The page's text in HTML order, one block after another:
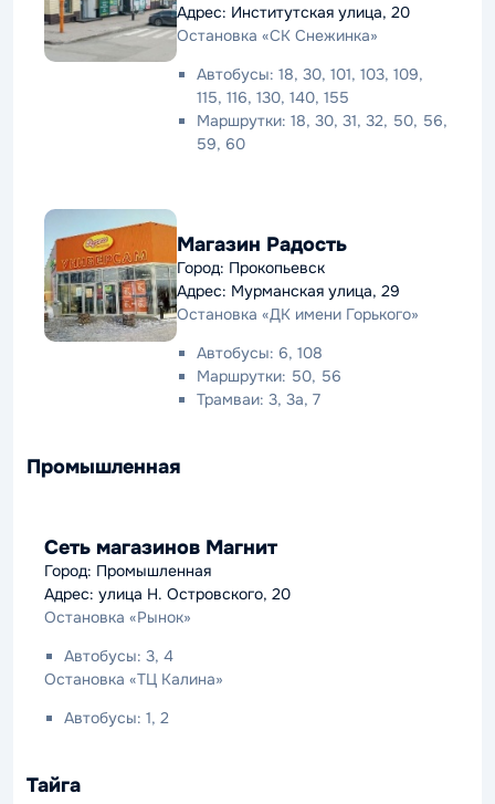
Адрес: Институтская улица, 20
Остановка «СК Снежинка»
Автобусы: 18, 30, 101, 103, 109,
115, 116, 130, 140, 155
Маршрутки: 18, 30, 31, 32, 50, 56,
59, 60
Магазин Радость
Город: Прокопьевск
Адрес: Мурманская улица, 29
Остановка «ДК имени Горького»
Автобусы: 6, 108
Маршрутки: 50, 56
Трамваи: 3, 3а, 7
Промышленная
Сеть магазинов Магнит
Город: Промышленная
Адрес: улица Н. Островского, 20
Остановка «Рынок»
Автобусы: 3, 4
Остановка «ТЦ Калина»
Автобусы: 1, 2
Тайга